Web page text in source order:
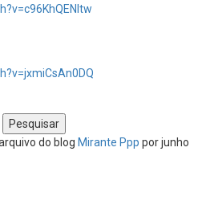
do blog Mirante Ppp por junho